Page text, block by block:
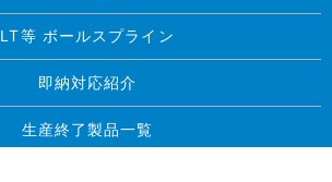
LT等 ボールスプライン
即納対応紹介
生産終了製品一覧